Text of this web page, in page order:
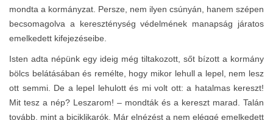
mondta a kormányzat. Persze, nem ilyen csúnyán, hanem szépen
becsomagolva a kereszténység védelmének manapság járatos
emelkedett kifejezéseibe.
Isten adta népünk egy ideig még tiltakozott, sőt bízott a kormány
bölcs belátásában és remélte, hogy mikor lehull a lepel, nem lesz
ott semmi. De a lepel lehulott és mi volt ott: a hatalmas kereszt!
Mit tesz a nép? Leszarom! – mondták és a kereszt marad. Talán
tovább, mint a biciklikarók. Már elnézést a nem eléggé emelkedett